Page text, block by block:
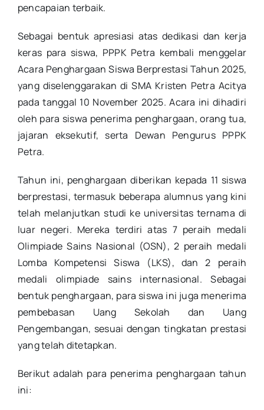
pencapaian terbaik.
Sebagai bentuk apresiasi atas dedikasi dan kerja
keras para siswa, PPPK Petra kembali menggelar
Acara Penghargaan Siswa Berprestasi Tahun 2025,
yang diselenggarakan di SMA Kristen Petra Acitya
pada tanggal 10 November 2025. Acara ini dihadiri
oleh para siswa penerima penghargaan, orang tua,
jajaran eksekutif, serta Dewan Pengurus PPPK
Petra.
Tahun ini, penghargaan diberikan kepada 11 siswa
berprestasi, termasuk beberapa alumnus yang kini
telah melanjutkan studi ke universitas ternama di
luar negeri. Mereka terdiri atas 7 peraih medali
Olimpiade Sains Nasional (OSN), 2 peraih medali
Lomba Kompetensi Siswa (LKS), dan 2 peraih
medali olimpiade sains internasional. Sebagai
bentuk penghargaan, para siswa ini juga menerima
pembebasan Uang Sekolah dan Uang
Pengembangan, sesuai dengan tingkatan prestasi
yang telah ditetapkan.
Berikut adalah para penerima penghargaan tahun
ini: